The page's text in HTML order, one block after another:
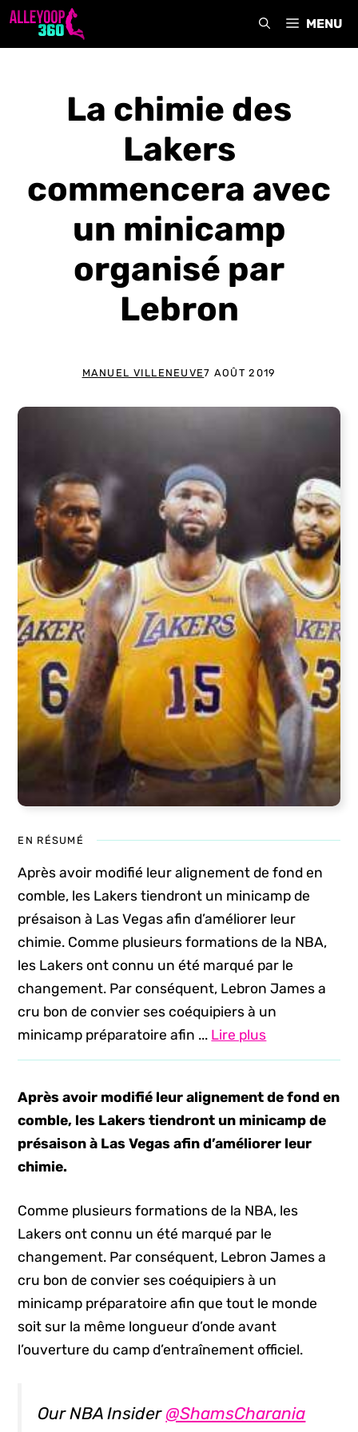
Aller
MENU
La chimie des
Lakers
commencera avec
un minicamp
organisé par
Lebron
MANUEL VILLENEUVE7 AOÛT 2019
EN RÉSUMÉ
Après avoir modifié leur alignement de fond en
comble, les Lakers tiendront un minicamp de
présaison à Las Vegas afin d’améliorer leur
chimie. Comme plusieurs formations de la NBA,
les Lakers ont connu un été marqué par le
changement. Par conséquent, Lebron James a
cru bon de convier ses coéquipiers à un
minicamp préparatoire afin ... Lire plus
Après avoir modifié leur alignement de fond en
comble, les Lakers tiendront un minicamp de
présaison à Las Vegas afin d’améliorer leur
chimie.
Comme plusieurs formations de la NBA, les
Lakers ont connu un été marqué par le
changement. Par conséquent, Lebron James a
cru bon de convier ses coéquipiers à un
minicamp préparatoire afin que tout le monde
soit sur la même longueur d’onde avant
l’ouverture du camp d’entraînement officiel.
Our NBA Insider @ShamsCharania